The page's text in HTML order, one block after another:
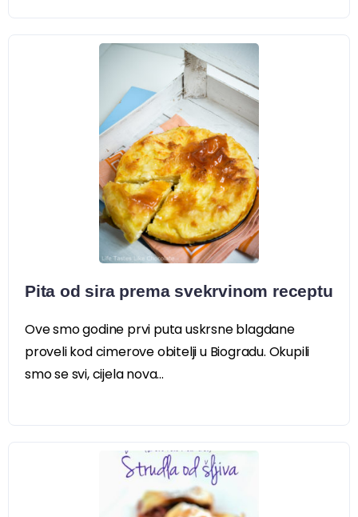
Pita od sira prema svekrvinom receptu
Ove smo godine prvi puta uskrsne blagdane
proveli kod cimerove obitelji u Biogradu. Okupili
smo se svi, cijela nova...